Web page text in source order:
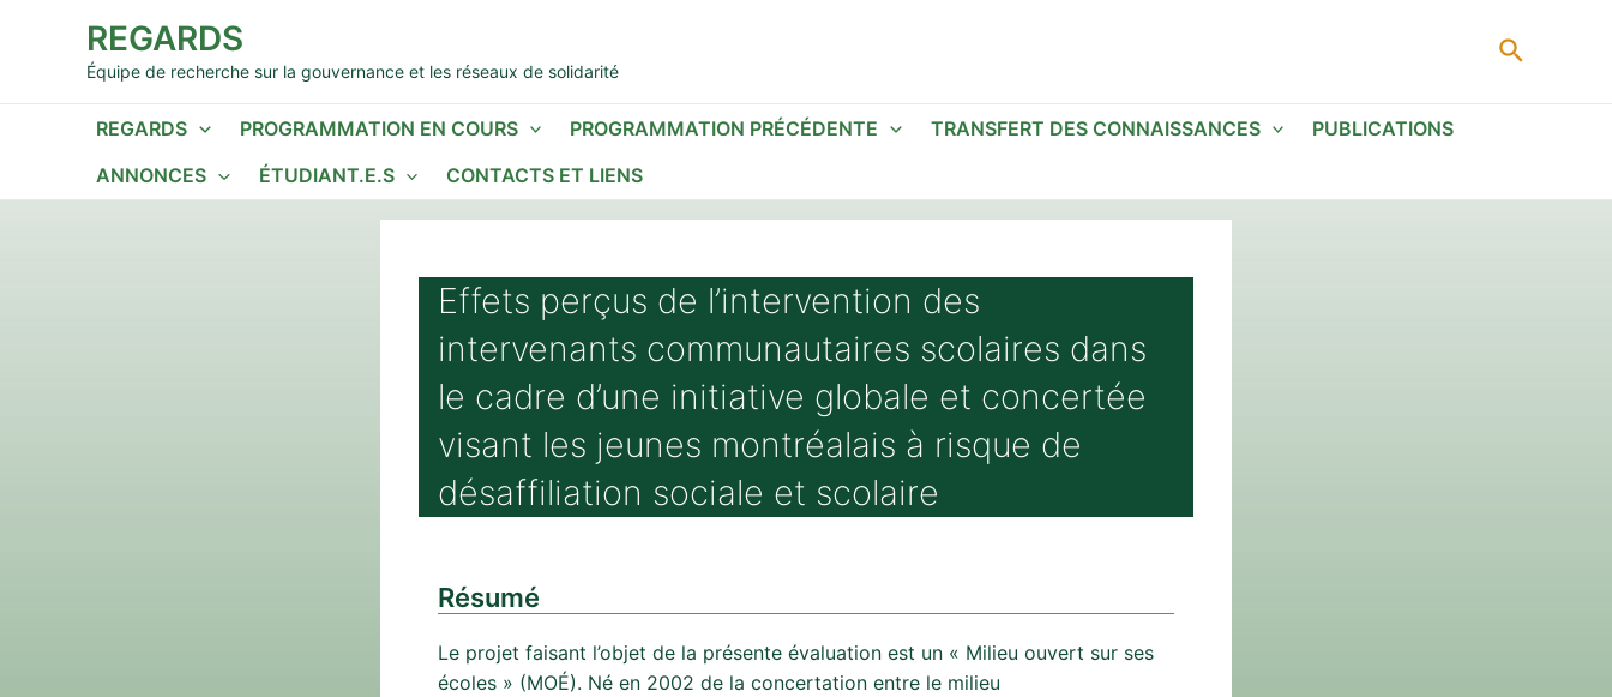
REGARDS
Équipe de recherche sur la gouvernance et les réseaux de solidarité
REGARDS PROGRAMMATION EN COURS PROGRAMMATION PRÉCÉDENTE TRANSFERT DES CONNAISSANCES
PUBLICATIONS
ANNONCES
ÉTUDIANT.E.S CONTACTS ET LIENS
Effets perçus de l’intervention des
intervenants communautaires scolaires dans
le cadre d’une initiative globale et concertée
visant les jeunes montréalais à risque de
désaffiliation sociale et scolaire
Résumé
Le projet faisant l’objet de la présente évaluation est un « Milieu ouvert sur ses
écoles » (MOÉ). Né en 2002 de la concertation entre le milieu